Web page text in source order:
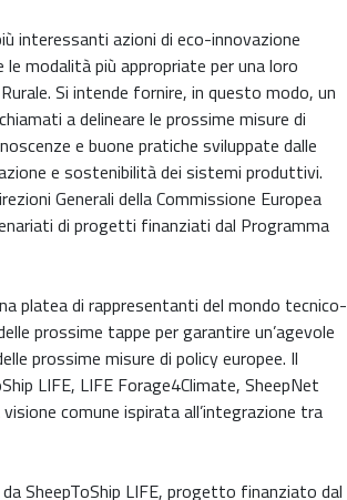
interessanti azioni di eco-innovazione
modalità più appropriate per una loro
Si intende fornire, in questo modo, un
a delineare le prossime misure di
e buone pratiche sviluppate dalle
e sostenibilità dei sistemi produttivi.
Generali della Commissione Europea
di progetti finanziati dal Programma
platea di rappresentanti del mondo tecnico-
prossime tappe per garantire un’agevole
prossime misure di policy europee. Il
LIFE, LIFE Forage4Climate, SheepNet
comune ispirata all’integrazione tra
SheepToShip LIFE, progetto finanziato dal